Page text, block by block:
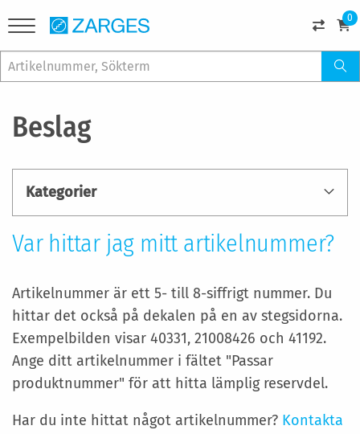
0
Beslag
Var hittar jag mitt artikelnummer?
Artikelnummer är ett 5- till 8-siffrigt nummer. Du
hittar det också på dekalen på en av stegsidorna.
Exempelbilden visar 40331, 21008426 och 41192.
Ange ditt artikelnummer i fältet "Passar
produktnummer" för att hitta lämplig reservdel.
Har du inte hittat något artikelnummer? Kontakta
Kategorier